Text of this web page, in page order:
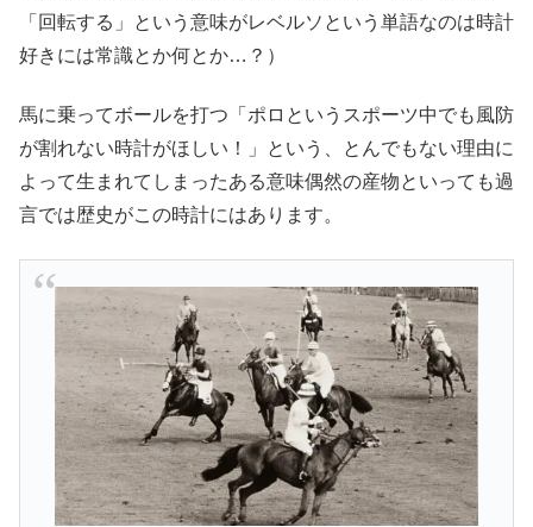
「回転する」という意味がレベルソという単語なのは時計
好きには常識とか何とか…？）
馬に乗ってボールを打つ「ポロというスポーツ中でも風防
が割れない時計がほしい！」という、とんでもない理由に
よって生まれてしまったある意味偶然の産物といっても過
言では歴史がこの時計にはあります。